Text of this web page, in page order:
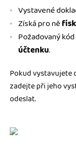
Vystavené
Získá pro ně
Požadovaný
účtenku.
Pokud vystavujete
zadejte při jeho
odeslat.